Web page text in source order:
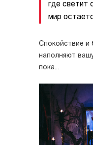
где светит
мир
Спокойствие и
наполняют
пока...